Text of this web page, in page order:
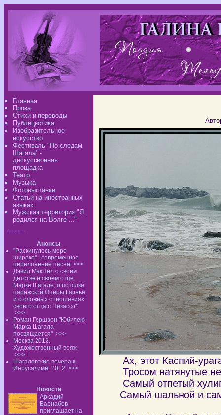
Главная
Проза
Стихи и переводы
Публицистика
Изобразительное
искусство
Фестиваль "По следам
Шагала" -
дискуссионная
площадка
Театр
Музыка
Фотовыставки
Статьи на иностранных
языках
Мужская территория "Я
родился на Волге ..."
Анонсы:
Анонсы
"Раскинулось море
широко" - современное
переложение песни >>>
Дэвид МакНил о своём
детстве и своём отце
Марке Шагале, о потолке
парижской Оперы Гарнье
и о сложных отношениях
своего отца с Пикассо*
>>>
Роман Гершзон "Юбилею
Марка Шагала
посвящается" >>>
Москва 2012.
Художественный вояж
>>>
Шагаловские вечера в
Иерусалиме. 2012 >>>
Новости
Аркадий
Барнабов
приглашает на
Ах, этот Каспий-
Тросом натянутые
Самый отпетый
Самый шальной и